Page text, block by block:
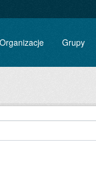
Organizacje Grupy